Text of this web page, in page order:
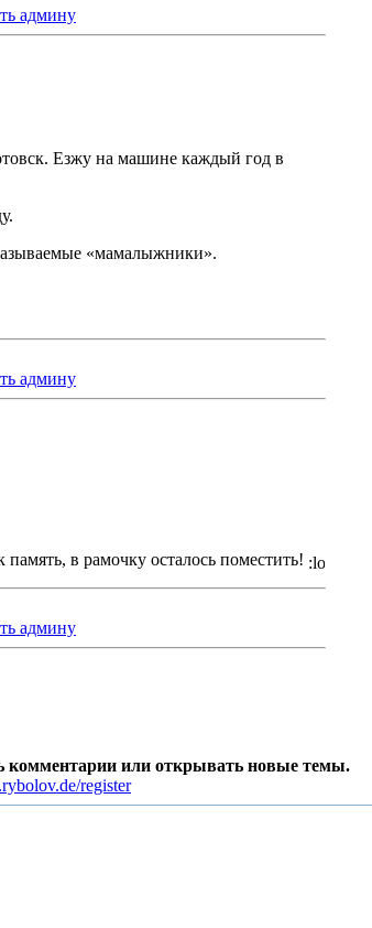
админу
Езжу на машине каждый год в
«мамалыжники».
админу
в рамочку осталось поместить!
админу
комментарии или открывать новые темы.
register